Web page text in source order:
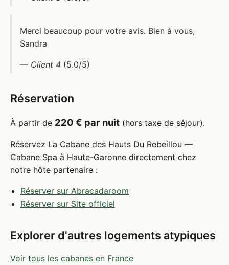
Merci beaucoup pour votre avis. Bien à vous,
Sandra
— Client 4 (5.0/5)
Réservation
À partir de 220 € par nuit (hors taxe de séjour).
Réservez La Cabane des Hauts Du Rebeillou —
Cabane Spa à Haute-Garonne directement chez
notre hôte partenaire :
Réserver sur Abracadaroom
Réserver sur Site officiel
Explorer d'autres logements atypiques
Voir tous les cabanes en France